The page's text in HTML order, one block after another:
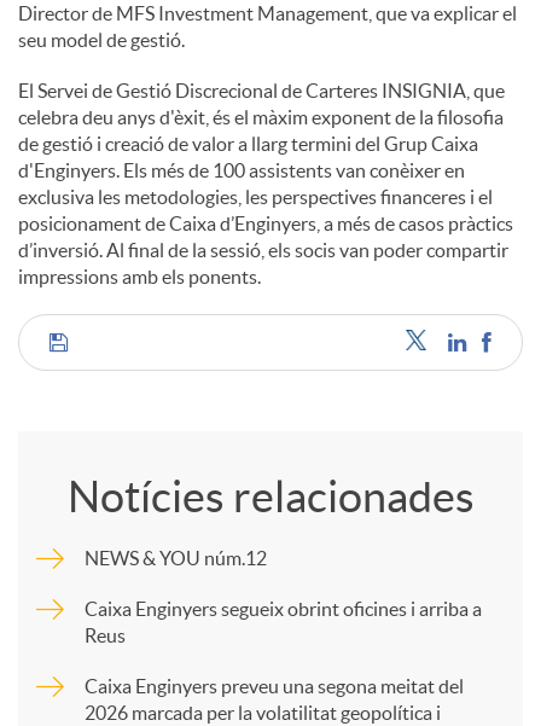
u
t
s
Director de MFS Investment Management, que va explicar el
seu model de gestió.
El Servei de Gestió Discrecional de Carteres INSIGNIA, que
celebra deu anys d'èxit, és el màxim exponent de la filosofia
de gestió i creació de valor a llarg termini del Grup Caixa
d'Enginyers. Els més de 100 assistents van conèixer en
exclusiva les metodologies, les perspectives financeres i el
posicionament de Caixa d’Enginyers, a més de casos pràctics
d’inversió. Al final de la sessió, els socis van poder compartir
impressions amb els ponents.
C
p
a
Notícies relacionades
NEWS & YOU núm.12
Caixa Enginyers segueix obrint oficines i arriba a
Reus
Caixa Enginyers preveu una segona meitat del
2026 marcada per la volatilitat geopolítica i